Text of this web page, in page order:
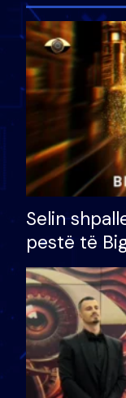
Selin
pestë të
çmimin e